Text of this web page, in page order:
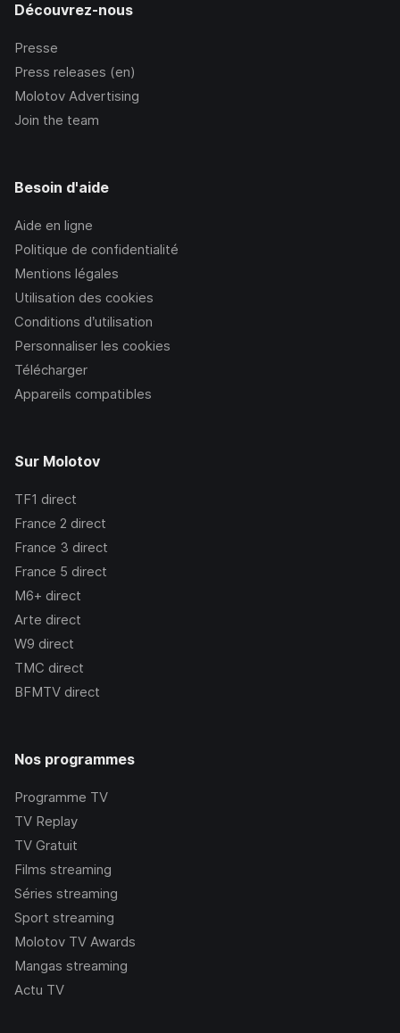
Découvrez-nous
Presse
Press releases (en)
Molotov Advertising
Join the team
Besoin d'aide
Aide en ligne
Politique de confidentialité
Mentions légales
Utilisation des cookies
Conditions d’utilisation
Personnaliser les cookies
Télécharger
Appareils compatibles
Sur Molotov
TF1 direct
France 2 direct
France 3 direct
France 5 direct
M6+ direct
Arte direct
W9 direct
TMC direct
BFMTV direct
Nos programmes
Programme TV
TV Replay
TV Gratuit
Films streaming
Séries streaming
Sport streaming
Molotov TV Awards
Mangas streaming
Actu TV